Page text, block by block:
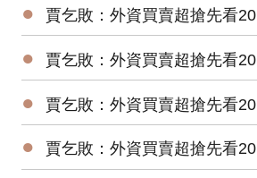
● 賈乞敗：外資買賣超搶先看20230918
● 賈乞敗：外資買賣超搶先看20230915
● 賈乞敗：外資買賣超搶先看20230914
● 賈乞敗：外資買賣超搶先看20230907